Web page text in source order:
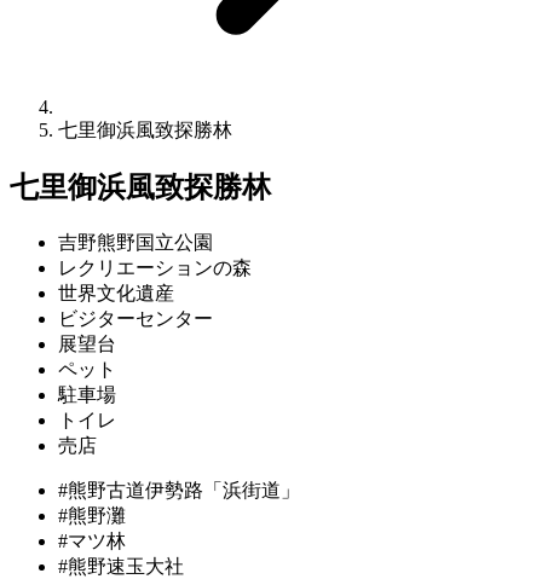
七里御浜風致探勝林
七里御浜風致探勝林
吉野熊野国立公園
レクリエーションの森
世界文化遺産
ビジターセンター
展望台
ペット
駐車場
トイレ
売店
#熊野古道伊勢路「浜街道」
#熊野灘
#マツ林
#熊野速玉大社